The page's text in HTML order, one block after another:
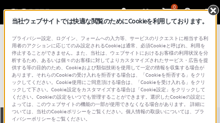
0
総合サポート・お問い合わせ プロフェッショナル／業務用
SIC-M15
全て ダウンロード 取扱説明書 Q&A
当社ウェブサイトでは快適な閲覧のためにCookieを利用しております。
プライバシー設定、ログイン、フォームへの入力等、サービスのリクエストに相当する利
用者のアクションに応じてのみ設定されるCookieは通常、必須Cookieと呼ばれ、利用を
停止することができません。また、当社は、ウェブサイトにおけるお客様の利用状況を分
析するため、あるいは個々のお客様に対してよりカスタマイズされたサービス・広告を提
供する等の目的のため、Cookieおよび類似技術を使用して一定の情報を収集する場合が
あります。それらのCookieの受け入れを拒否する場合は、「Cookieを拒否する」をクリ
ックしてください。Cookie使用にご同意頂ける場合は、「Cookieを受け入れる」をクリ
ックして下さい。Cookie設定をカスタマイズする場合は「Cookie設定」をクリックして
ください。Cookieの設定をいつでも管理することができます。選択したCookieの設定に
よっては、このウェブサイトの機能の一部が使用できなくなる場合があります。 詳細に
ついては、当社のCookieポリシーをご覧ください。個人情報の取扱いについては、プラ
イバシーポリシーをご覧ください。